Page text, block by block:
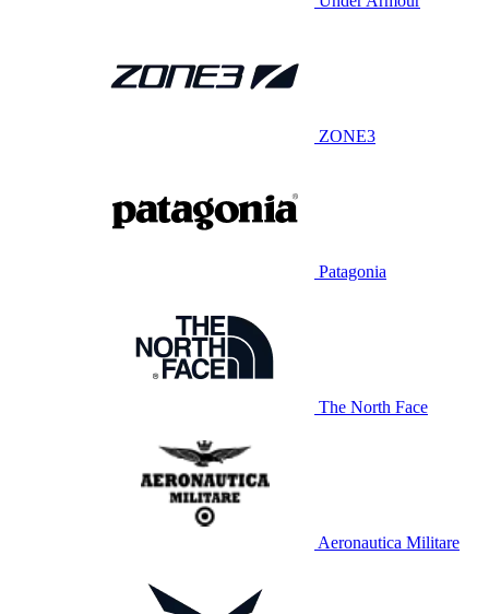
ZONE3
Patagonia
The North Face
Aeronautica Militare